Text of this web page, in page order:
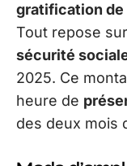
gratification de
Tout repose
sécurité
2025. Ce
heure de
des deux mois